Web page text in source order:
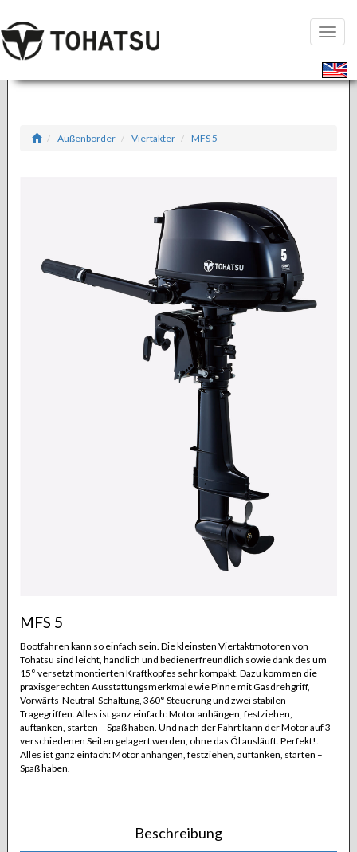
öffnen
Außenborder Viertakter MFS 5
MFS 5
Bootfahren kann so einfach sein. Die kleinsten Viertaktmotoren von
Tohatsu sind leicht, handlich und bedienerfreundlich sowie dank des um
15° versetzt montierten Kraftkopfes sehr kompakt. Dazu kommen die
praxisgerechten Ausstattungsmerkmale wie Pinne mit Gasdrehgriff,
Vorwärts-Neutral-Schaltung, 360° Steuerung und zwei stabilen
Tragegriffen. Alles ist ganz einfach: Motor anhängen, festziehen,
auftanken, starten – Spaß haben. Und nach der Fahrt kann der Motor auf 3
verschiedenen Seiten gelagert werden, ohne das Öl ausläuft. Perfekt!.
Alles ist ganz einfach: Motor anhängen, festziehen, auftanken, starten –
Spaß haben.
Beschreibung